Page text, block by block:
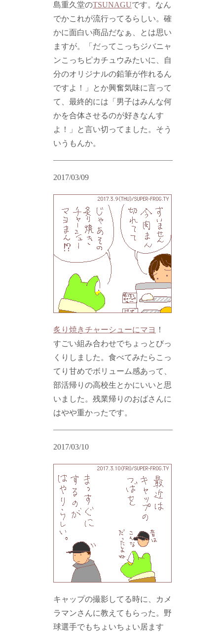
島重久堂のTSUNAGUです。なん
でかこれが流行ってるらしい。確
かに面白い商品だなぁ、とは思い
ますが。「だってこっちジバニャ
ンこっちピカチュウみたいに、自
分のオリジナルの鉛筆が作れるん
ですよ！」とか興奮気味に言って
て、最終的には「男子はみんな何
かを合体させるのが好きなんす
よ！」と言い切ってました。そう
いうもんか。
2017/03/09
炙り焼きチャーシューにマヨ ！
すごい組み合わせでちょっとびっ
くりしました。食べてみたらこっ
てり甘めでボリューム感あって、
部活帰りの高校生とかにいいと思
いました。残業帰りのおばさんに
はやや重かったです。
2017/03/10
キャップの撮影してる時に、カメ
ラマンさんに教えてもらった。野
球選手でもちょいちょい居ます